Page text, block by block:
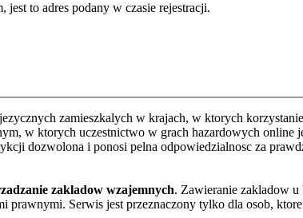
to adres podany w czasie rejestracji.
zamieszkalych w krajach, w ktorych
w ktorych uczestnictwo w grach hazardowych online
dozwolona i ponosi pelna odpowiedzialnosc za
zakladow wzajemnych. Zawieranie zakladow
Serwis jest przeznaczony tylko dla osob,